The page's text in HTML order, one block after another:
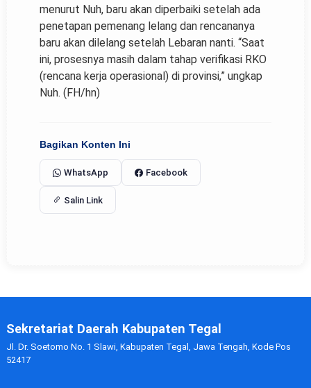
menurut Nuh, baru akan diperbaiki setelah ada
penetapan pemenang lelang dan rencananya
baru akan dilelang setelah Lebaran nanti. “Saat
ini, prosesnya masih dalam tahap verifikasi RKO
(rencana kerja operasional) di provinsi,” ungkap
Nuh. (FH/hn)
Bagikan Konten Ini
WhatsApp Facebook
Salin Link
Sekretariat Daerah Kabupaten Tegal
Jl. Dr. Soetomo No. 1 Slawi, Kabupaten Tegal, Jawa Tengah, Kode Pos
52417